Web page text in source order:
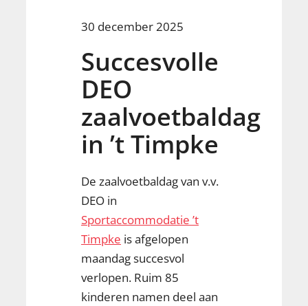
30 december 2025
Succesvolle
DEO
zaalvoetbaldag
in ’t Timpke
De zaalvoetbaldag van v.v.
DEO in
Sportaccommodatie ’t
Timpke is afgelopen
maandag succesvol
verlopen. Ruim 85
kinderen namen deel aan